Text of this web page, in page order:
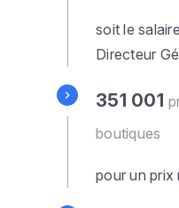
soit le
Directeur
351 001
boutiques
pour un